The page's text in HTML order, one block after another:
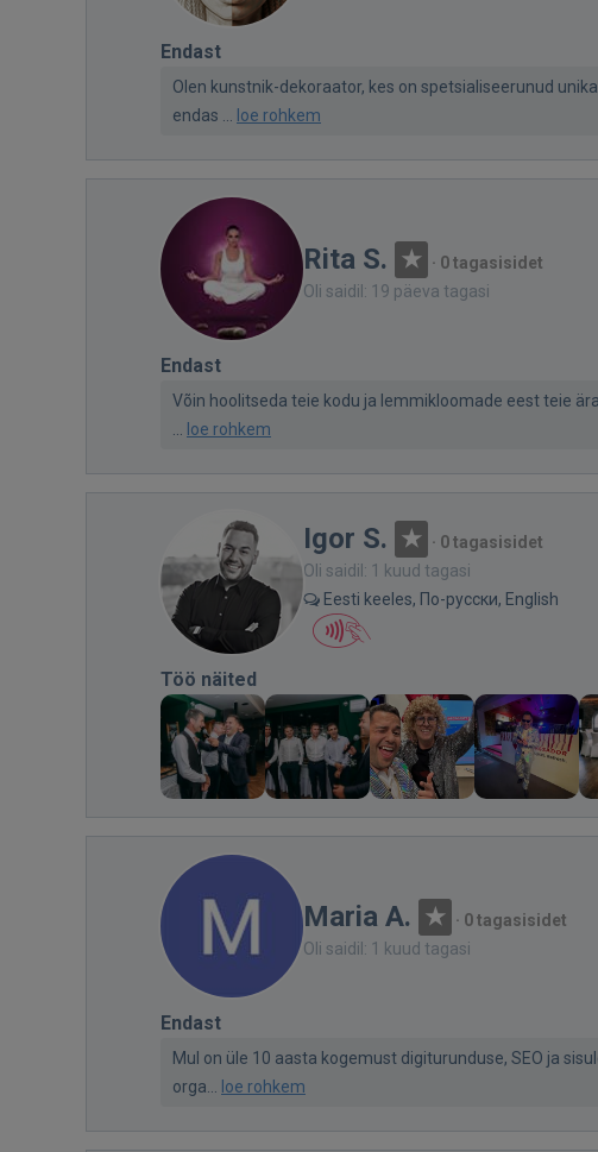
Endast
Olen kunstnik-dekoraator, kes on spetsialiseerunud
endas ...
loe rohkem
Rita S. · 0 tagasisidet
Oli saidil: 19 päeva tagasi
Endast
Võin hoolitseda teie kodu ja lemmikloomade eest teie
loe rohkem
Igor S. · 0 tagasisidet
Oli saidil: 1 kuud tagasi
Eesti keeles, По-русски, English
Töö näited
Maria A. · 0 tagasisidet
Oli saidil: 1 kuud tagasi
Endast
Mul on üle 10 aasta kogemust digiturunduse, SEO ja
orga...
loe rohkem